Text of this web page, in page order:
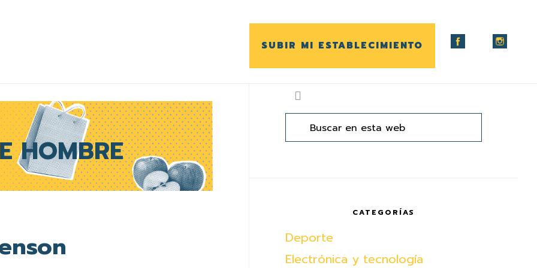
SUBIR MI ESTABLECIMIENTO
HOMBRE
Barra
lateral
principal
Buscar
en
web
CATEGORÍAS
Deporte
Electrónica y tecnología